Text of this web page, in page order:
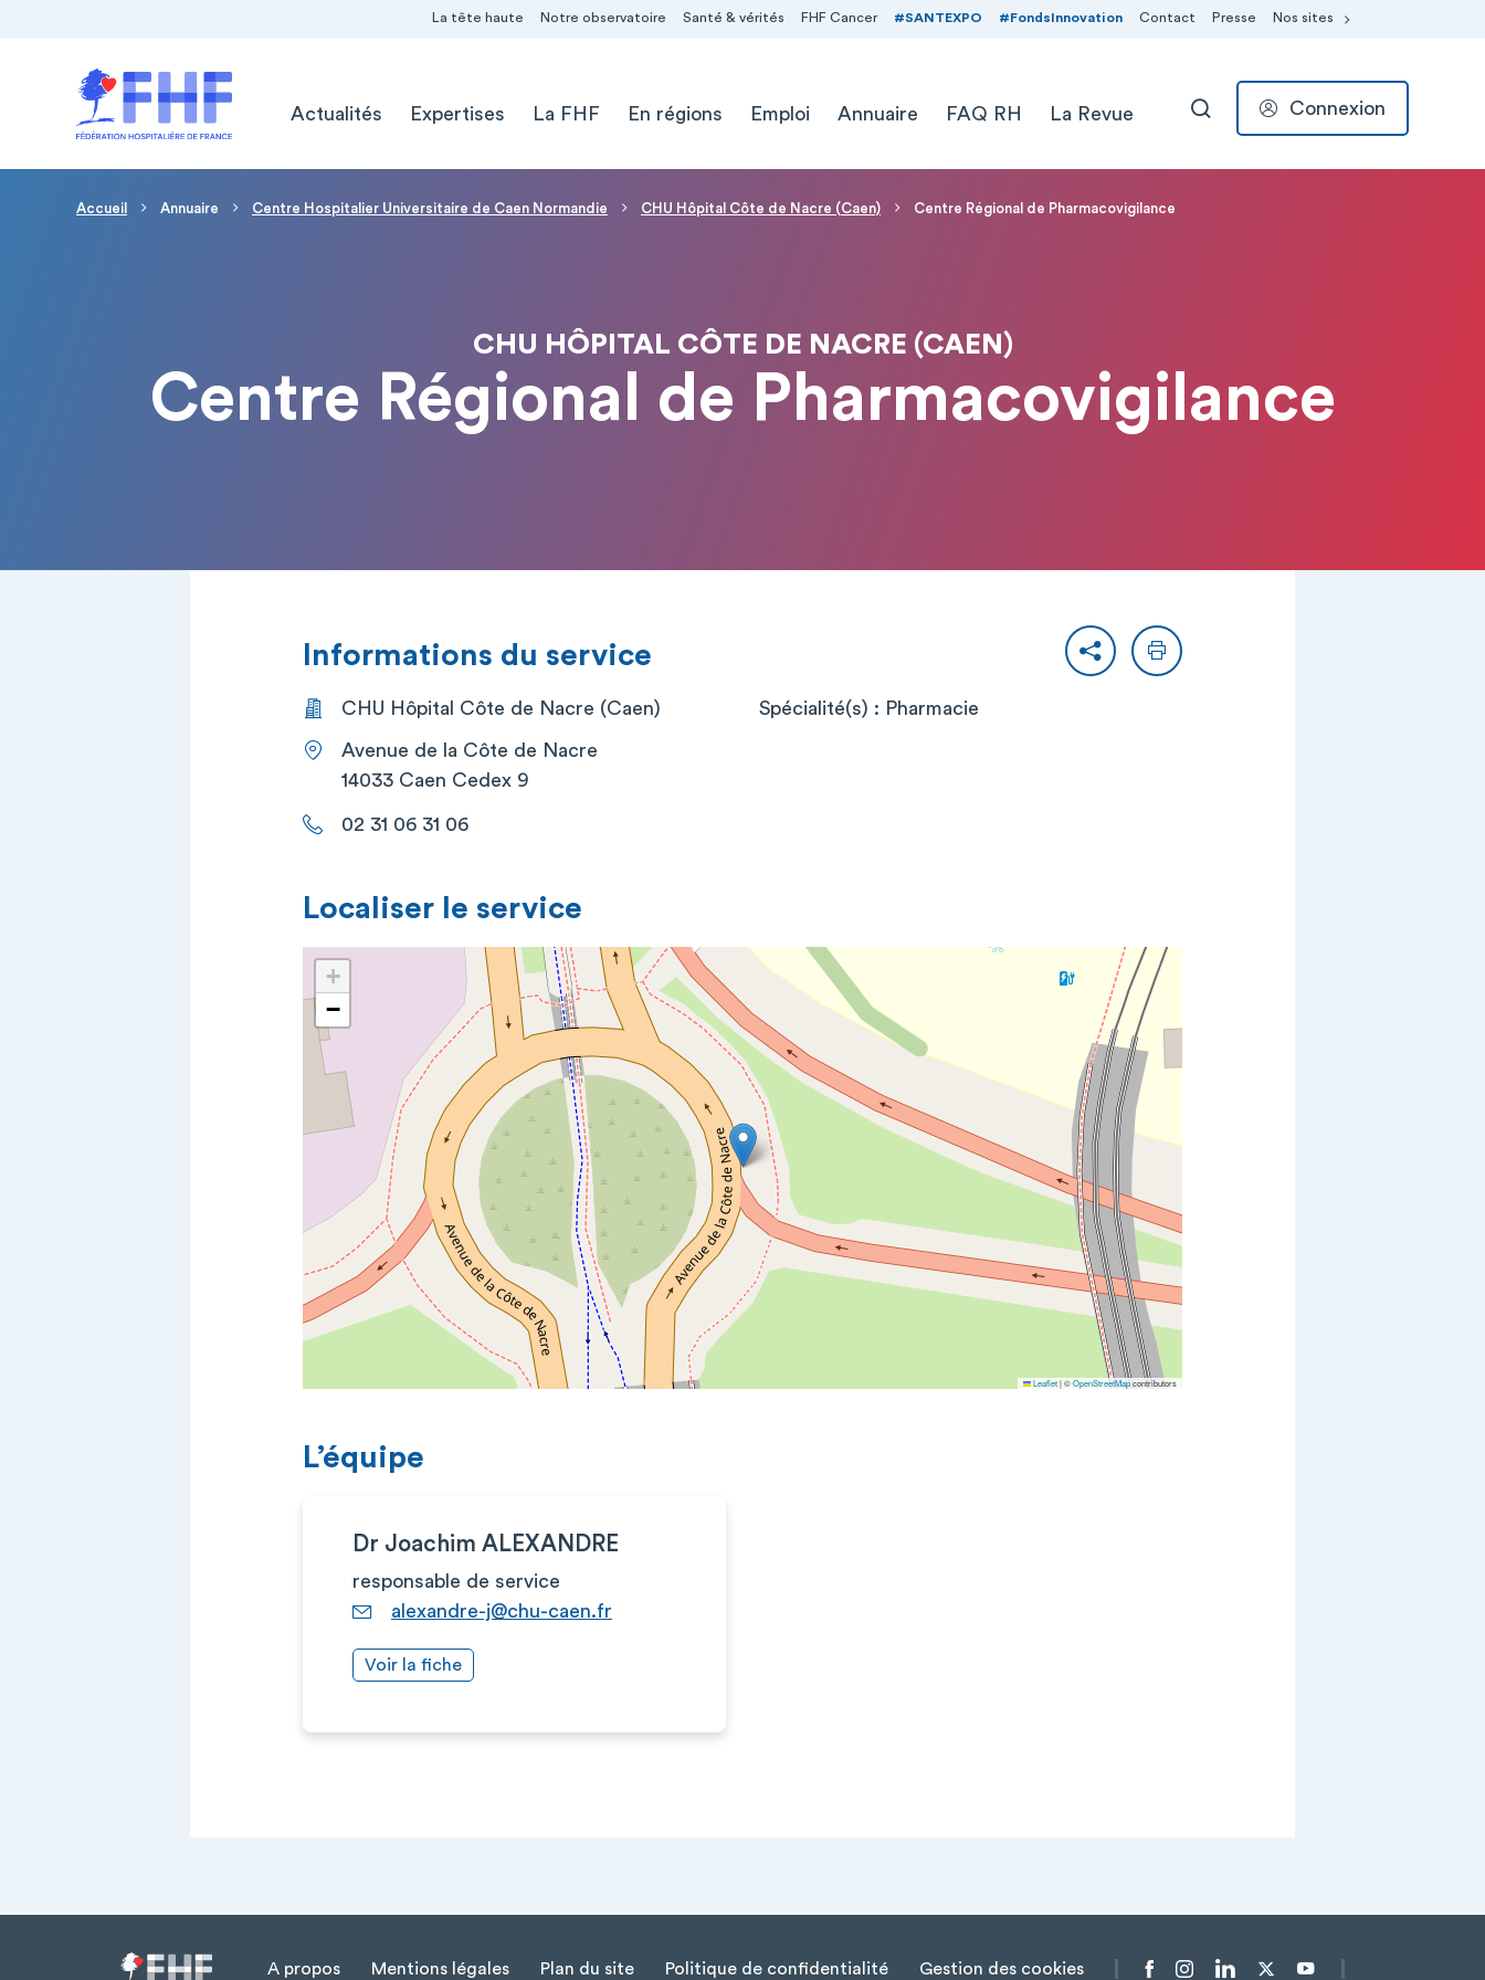
La tête haute Notre observatoire Santé & vérités FHF Cancer #SANTEXPO #FondsInnovation Contact Presse Nos sites
Actualités
Expertises La FHF En régions Emploi Annuaire FAQ RH La Revue RECHERCHER
Connexion
Fil d'Ariane
Accueil Annuaire Centre Hospitalier Universitaire de Caen Normandie CHU Hôpital Côte de Nacre (Caen) Centre Régional de Pharmacovigilance
CHU HÔPITAL CÔTE DE NACRE (CAEN)
Centre Régional de Pharmacovigilance
PartagerImprimer
Informations du service
CHU Hôpital Côte de Nacre (Caen)
Avenue de la Côte de Nacre
14033 Caen Cedex 9
02 31 06 31 06
Spécialité(s) : Pharmacie
Localiser le service
+
−
Leaflet|©OpenStreetMapcontributors
L’équipe
Dr Joachim ALEXANDRE
responsable de service
alexandre-j@chu-caen.fr
Voir la fiche
A propos Mentions légales Plan du site Politique de confidentialité Gestion des cookies